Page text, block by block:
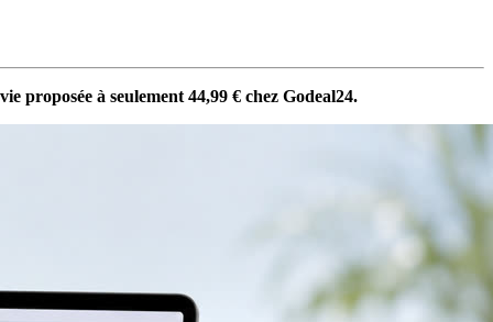
proposée à seulement 44,99 € chez Godeal24.